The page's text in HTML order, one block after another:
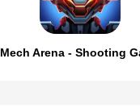
Mech Arena - Shooting